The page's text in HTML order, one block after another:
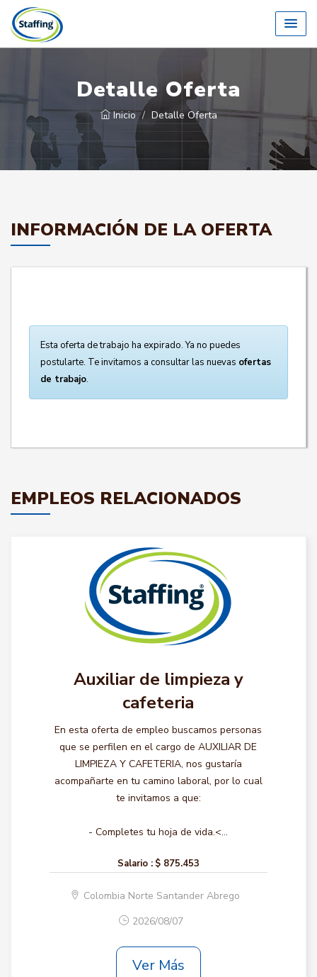
Detalle Oferta
Inicio Detalle Oferta
INFORMACIÓN DE LA OFERTA
Esta oferta de trabajo ha expirado. Ya no puedes
postularte. Te invitamos a consultar las nuevas ofertas
de trabajo.
EMPLEOS RELACIONADOS
Auxiliar de limpieza y
cafeteria
En esta oferta de empleo buscamos personas
que se perfilen en el cargo de AUXILIAR DE
LIMPIEZA Y CAFETERIA, nos gustaría
acompañarte en tu camino laboral, por lo cual
te invitamos a que:
- Completes tu hoja de vida.<...
Salario : $ 875.453
Colombia Norte Santander Abrego
2026/08/07
Ver Más